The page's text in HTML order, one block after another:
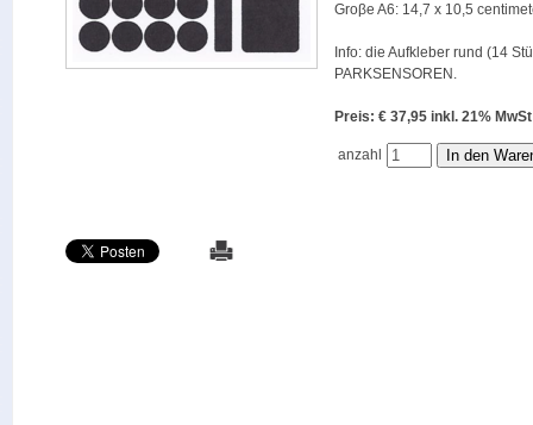
Groβe A6: 14,7 x 10,5
Info: die Aufkleber rund (14
PARKSENSOREN.
Preis: € 37,95 inkl. 21%
anzahl